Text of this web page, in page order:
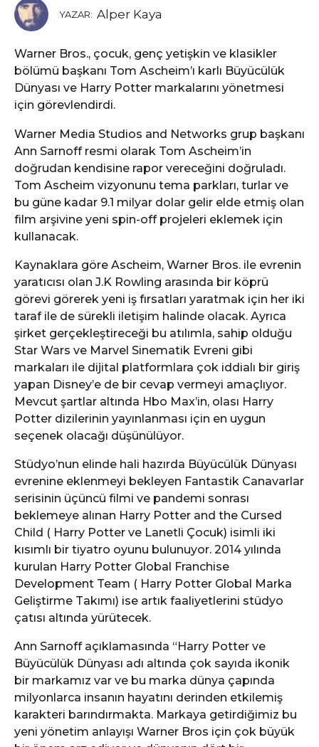
ı
l
n
c
e
YAZAR: Alper Kaya
Warner Bros., çocuk, genç yetişkin ve klasikler
bölümü başkanı Tom Ascheim’ı karlı Büyücülük
Dünyası ve Harry Potter markalarını yönetmesi
için görevlendirdi.
Warner Media Studios and Networks grup başkanı
Ann Sarnoff resmi olarak Tom Ascheim’in
doğrudan kendisine rapor vereceğini doğruladı.
Tom Ascheim vizyonunu tema parkları, turlar ve
bu güne kadar 9.1 milyar dolar gelir elde etmiş olan
film arşivine yeni spin-off projeleri eklemek için
kullanacak.
Kaynaklara göre Ascheim, Warner Bros. ile evrenin
yaratıcısı olan J.K Rowling arasında bir köprü
görevi görerek yeni iş fırsatları yaratmak için her iki
taraf ile de sürekli iletişim halinde olacak. Ayrıca
şirket gerçekleştireceği bu atılımla, sahip olduğu
Star Wars ve Marvel Sinematik Evreni gibi
markaları ile dijital platformlara çok iddialı bir giriş
yapan Disney’e de bir cevap vermeyi amaçlıyor.
Mevcut şartlar altında Hbo Max’in, olası Harry
Potter dizilerinin yayınlanması için en uygun
seçenek olacağı düşünülüyor.
Stüdyo’nun elinde hali hazırda Büyücülük Dünyası
evrenine eklenmeyi bekleyen Fantastik Canavarlar
serisinin üçüncü filmi ve pandemi sonrası
beklemeye alınan Harry Potter and the Cursed
Child ( Harry Potter ve Lanetli Çocuk) isimli iki
kısımlı bir tiyatro oyunu bulunuyor. 2014 yılında
kurulan Harry Potter Global Franchise
Development Team ( Harry Potter Global Marka
Geliştirme Takımı) ise artık faaliyetlerini stüdyo
çatısı altında yürütecek.
Ann Sarnoff açıklamasında “Harry Potter ve
Büyücülük Dünyası adı altında çok sayıda ikonik
bir markamız var ve bu marka dünya çapında
milyonlarca insanın hayatını derinden etkilemiş
karakteri barındırmakta. Markaya getirdiğimiz bu
yeni yönetim anlayışı Warner Bros için çok büyük